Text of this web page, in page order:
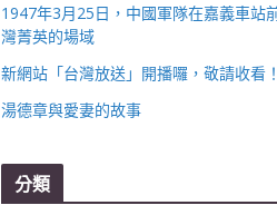
1947年3月25日，中國軍隊在嘉義車站
灣菁英的場域
新網站「台灣放送」開播囉，敬請收看
湯德章與愛妻的故事
分類